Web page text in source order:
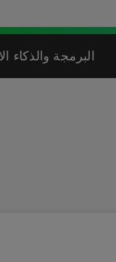
البرمجة والذكاء